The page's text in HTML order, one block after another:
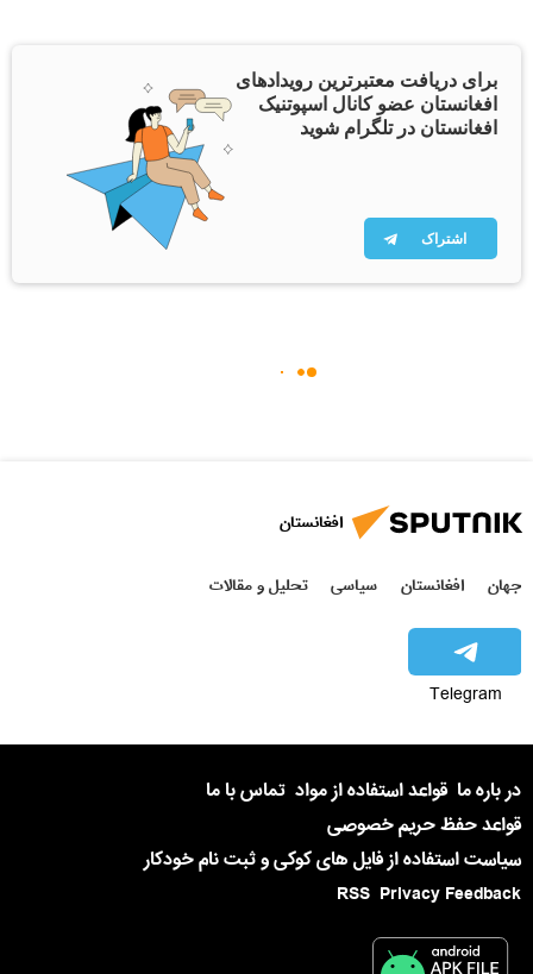
برای دریافت معتبرترین رویدادهای
افغانستان عضو کانال اسپوتنیک
افغانستان در تلگرام شوید
اشتراک
افغانستان
جهان افغانستان سیاسی تحلیل و مقالات
Telegram
در باره ما قواعد استفاده از مواد تماس با ما
قواعد حفظ حریم خصوصی
سیاست استفاده از فایل های کوکی و ثبت نام خودکار
Privacy Feedback
RSS